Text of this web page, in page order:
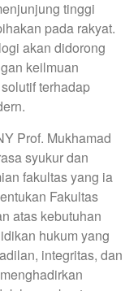
tinggi
pada rakyat.
akan didorong
keilmuan
terhadap
Prof. Mukhamad
syukur dan
fakultas yang ia
Fakultas
atas kebutuhan
hukum yang
integritas, dan